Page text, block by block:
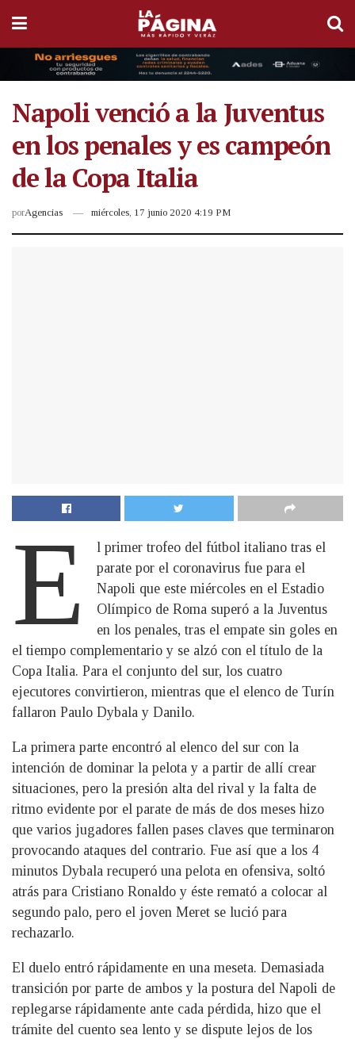
Napoli venció a la Juventus
en los penales y es campeón
de la Copa Italia
porAgencias miércoles, 17 junio 2020 4:19 PM
E
l primer trofeo del fútbol italiano tras el
parate por el coronavirus fue para el
Napoli que este miércoles en el Estadio
Olímpico de Roma superó a la Juventus
en los penales, tras el empate sin goles en
el tiempo complementario y se alzó con el título de la
Copa Italia. Para el conjunto del sur, los cuatro
ejecutores convirtieron, mientras que el elenco de Turín
fallaron Paulo Dybala y Danilo.
La primera parte encontró al elenco del sur con la
intención de dominar la pelota y a partir de allí crear
situaciones, pero la presión alta del rival y la falta de
ritmo evidente por el parate de más de dos meses hizo
que varios jugadores fallen pases claves que terminaron
provocando ataques del contrario. Fue así que a los 4
minutos Dybala recuperó una pelota en ofensiva, soltó
atrás para Cristiano Ronaldo y éste remató a colocar al
segundo palo, pero el joven Meret se lució para
rechazarlo.
El duelo entró rápidamente en una meseta. Demasiada
transición por parte de ambos y la postura del Napoli de
replegarse rápidamente ante cada pérdida, hizo que el
trámite del cuento sea lento y se dispute lejos de los